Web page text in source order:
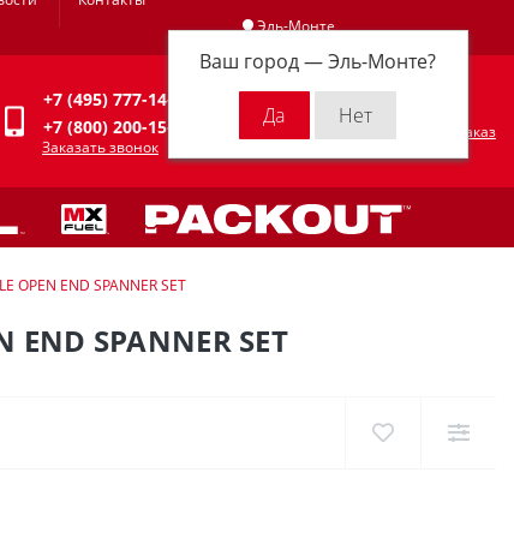
Эль-Монте
Ваш город —Эль-Монте?
Личный кабинет
+7 (495) 777-14-94
+7 (800) 200-15-94
Заказать звонок
Оформить заказ
END SPANNER SET
SPANNER SET